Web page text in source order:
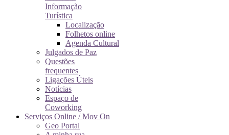
Informação
Turística
Localização
Folhetos online
Agenda Cultural
Julgados de Paz
Questões
frequentes
Ligações Úteis
Notícias
Espaço de
Coworking
Serviços Online / Mov On
Geo Portal